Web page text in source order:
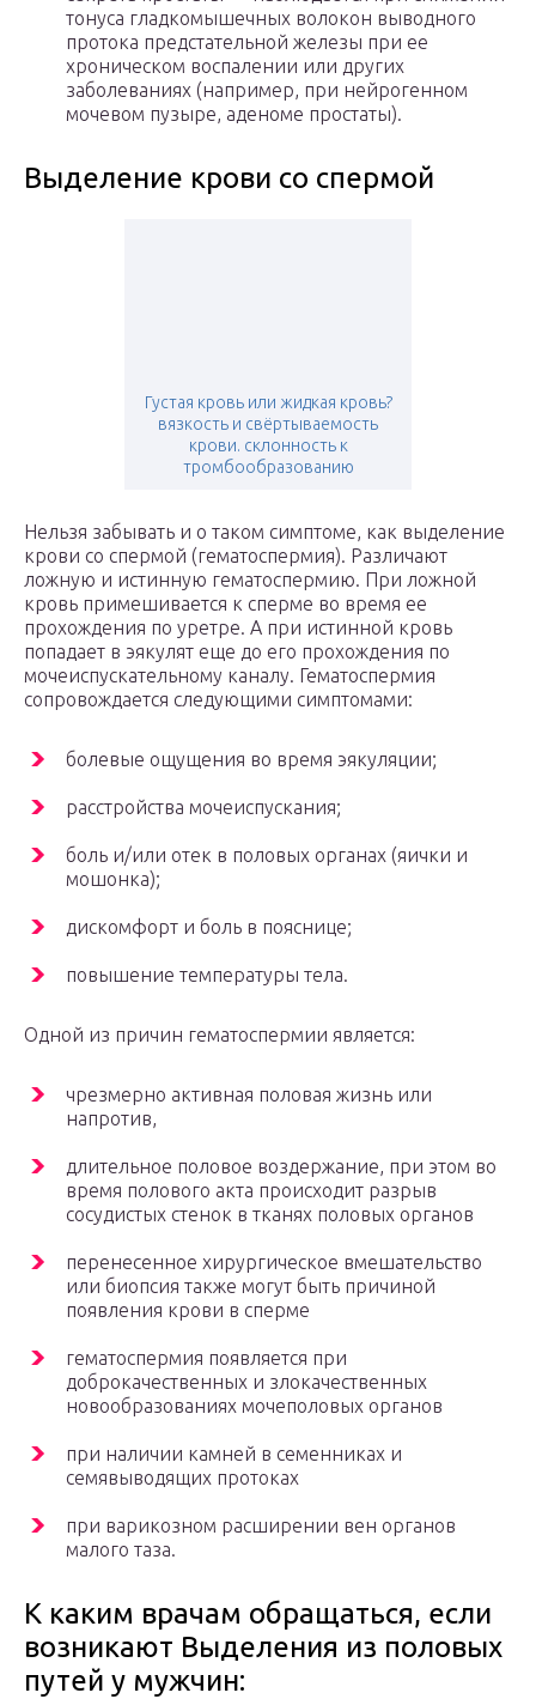
тонуса гладкомышечных волокон выводного
протока предстательной железы при ее
хроническом воспалении или других
заболеваниях (например, при нейрогенном
мочевом пузыре, аденоме простаты).
Выделение крови со спермой
Густая кровь или жидкая кровь?
вязкость и свёртываемость
крови. склонность к
тромбообразованию
Нельзя забывать и о таком симптоме, как выделение
крови со спермой (гематоспермия). Различают
ложную и истинную гематоспермию. При ложной
кровь примешивается к сперме во время ее
прохождения по уретре. А при истинной кровь
попадает в эякулят еще до его прохождения по
мочеиспускательному каналу. Гематоспермия
сопровождается следующими симптомами:
болевые ощущения во время эякуляции;
расстройства мочеиспускания;
боль и/или отек в половых органах (яички и
мошонка);
дискомфорт и боль в пояснице;
повышение температуры тела.
Одной из причин гематоспермии является:
чрезмерно активная половая жизнь или
напротив,
длительное половое воздержание, при этом во
время полового акта происходит разрыв
сосудистых стенок в тканях половых органов
перенесенное хирургическое вмешательство
или биопсия также могут быть причиной
появления крови в сперме
гематоспермия появляется при
доброкачественных и злокачественных
новообразованиях мочеполовых органов
при наличии камней в семенниках и
семявыводящих протоках
при варикозном расширении вен органов
малого таза.
К каким врачам обращаться, если
возникают Выделения из половых
путей у мужчин: